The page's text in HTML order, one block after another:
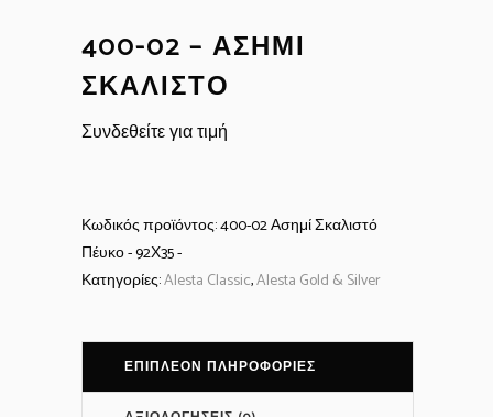
400-02 – ΑΣΗΜΊ
ΣΚΑΛΙΣΤΌ
Συνδεθείτε για τιμή
Κωδικός προϊόντος:400-02 Ασημί Σκαλιστό
Πέυκο - 92Χ35 -
Κατηγορίες:Alesta Classic,Alesta Gold & Silver
ΕΠΙΠΛΈΟΝ ΠΛΗΡΟΦΟΡΊΕΣ